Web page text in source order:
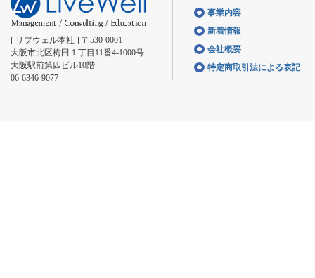
[ リブウェル本社 ] 〒530-0001
大阪市北区梅田 1 丁目11番4-1000号
大阪駅前第四ビル10階
06-6346-9077
事業内容
新着情報
会社概要
特定商取引法による表記